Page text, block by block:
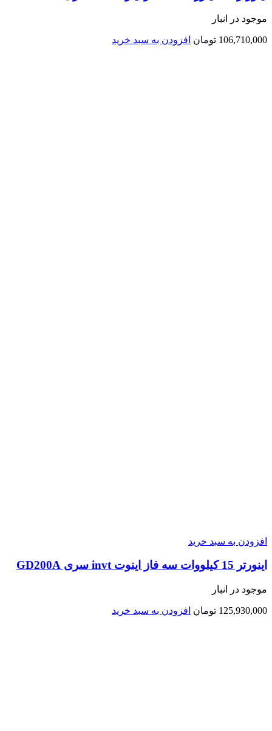
موجود در انبار
106,710,000 تومان افزودن به سبد خرید
افزودن به سبد خرید
اينورتر 15 کیلووات سه فاز اینوت invt سری GD200A
موجود در انبار
125,930,000 تومان افزودن به سبد خرید